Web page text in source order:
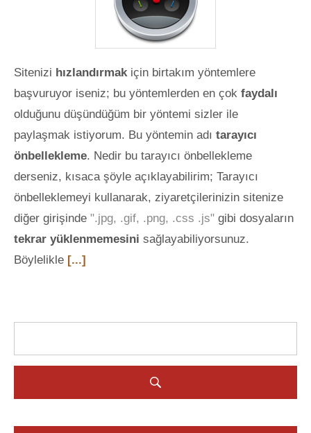
Sitenizi hızlandırmak için birtakım yöntemlere
başvuruyor iseniz; bu yöntemlerden en çok faydalı
olduğunu düşündüğüm bir yöntemi sizler ile
paylaşmak istiyorum. Bu yöntemin adı tarayıcı
önbellekleme. Nedir bu tarayıcı önbellekleme
derseniz, kısaca şöyle açıklayabilirim; Tarayıcı
önbelleklemeyi kullanarak, ziyaretçilerinizin sitenize
diğer girişinde ".jpg, .gif, .png, .css .js" gibi dosyaların
tekrar yüklenmemesini sağlayabiliyorsunuz.
Böylelikle [...]